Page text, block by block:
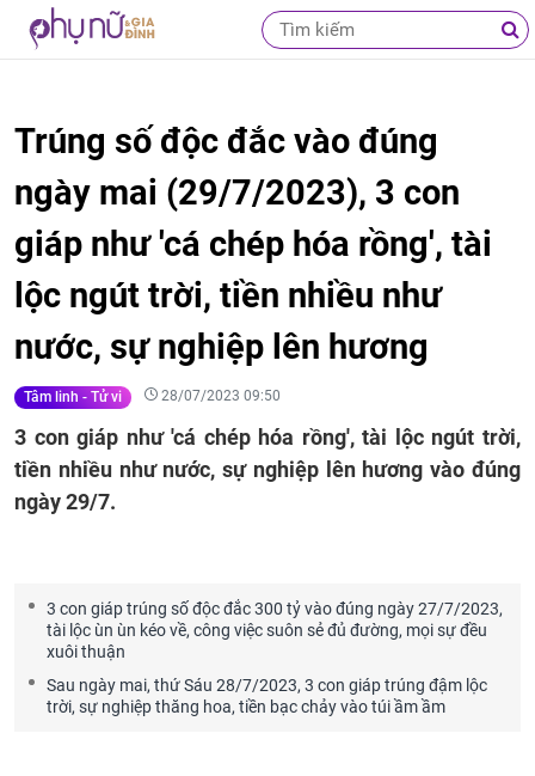
Trúng số độc đắc vào đúng
ngày mai (29/7/2023), 3 con
giáp như 'cá chép hóa rồng', tài
lộc ngút trời, tiền nhiều như
nước, sự nghiệp lên hương
Tâm linh - Tử vi 28/07/2023 09:50
3 con giáp như 'cá chép hóa rồng', tài lộc ngút trời,
tiền nhiều như nước, sự nghiệp lên hương vào đúng
ngày 29/7.
3 con giáp trúng số độc đắc 300 tỷ vào đúng ngày 27/7/2023,
tài lộc ùn ùn kéo về, công việc suôn sẻ đủ đường, mọi sự đều
xuôi thuận
Sau ngày mai, thứ Sáu 28/7/2023, 3 con giáp trúng đậm lộc
trời, sự nghiệp thăng hoa, tiền bạc chảy vào túi ầm ầm